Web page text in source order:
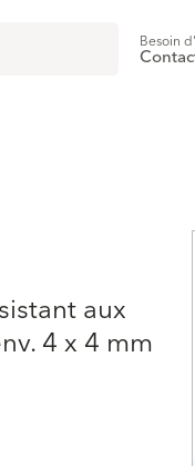
Besoin
aux
4 x 4 mm